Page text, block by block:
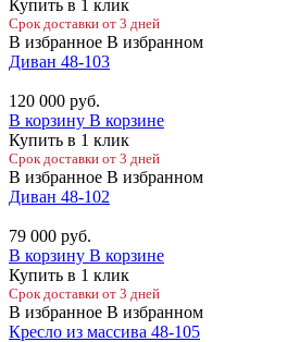
Купить в 1 клик
Срок доставки от 3 дней
В избранное В избранном
Диван 48-103
120 000 руб.
В корзину В корзине
Купить в 1 клик
Срок доставки от 3 дней
В избранное В избранном
Диван 48-102
79 000 руб.
В корзину В корзине
Купить в 1 клик
Срок доставки от 3 дней
В избранное В избранном
Кресло из массива 48-105